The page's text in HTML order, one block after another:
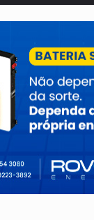
FLAGRADO:
AO
MPF pede
Vilhena